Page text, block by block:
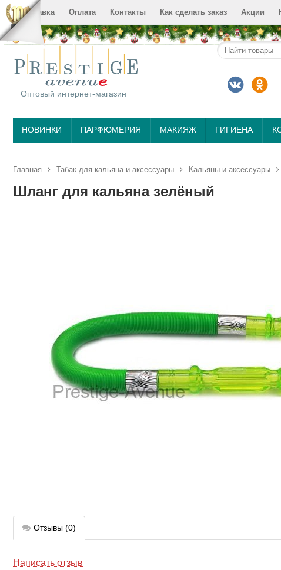
Доставка Оплата Контакты Как сделать заказ Акции
Оптовый интернет-магазин
НОВИНКИ ПАРФЮМЕРИЯ МАКИЯЖ ГИГИЕНА
Главная Табак для кальяна и аксессуары Кальяны и аксессуары
Шланг для кальяна зелёный
Отзывы (0)
Написать отзыв